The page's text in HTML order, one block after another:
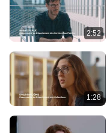
2:52
1:28